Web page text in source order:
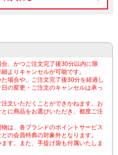
、かつご注文完了後30分以内に限
よりキャンセルが可能です。
場合や、ご注文完了後30分を経過し
の変更・ご注文のキャンセルは承っ
文いただくことができかねます。お
に商品をお選びいただき、都度ご注
は、各ブランドのポイントサービス
の会員特典の対象外となります。
す。また、手提げ袋も付属いたしま